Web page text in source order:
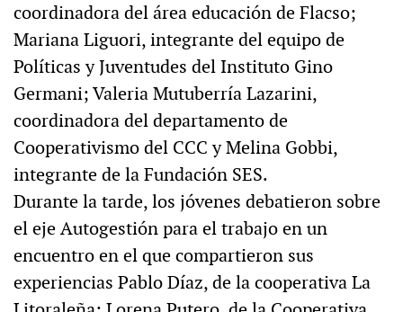
coordinadora del área educación de Flacso;
Mariana Liguori, integrante del equipo de
Políticas y Juventudes del Instituto Gino
Germani; Valeria Mutuberría Lazarini,
coordinadora del departamento de
Cooperativismo del CCC y Melina Gobbi,
integrante de la Fundación SES.
Durante la tarde, los jóvenes debatieron sobre
el eje Autogestión para el trabajo en un
encuentro en el que compartieron sus
experiencias Pablo Díaz, de la cooperativa La